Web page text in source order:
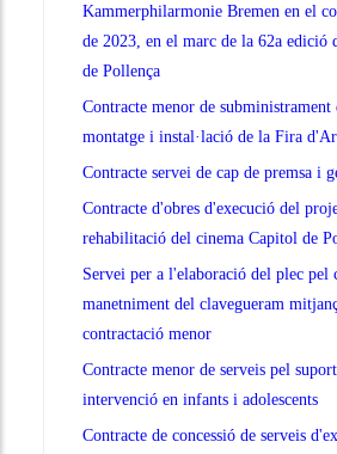
Kammerphilarmonie Bremen en el
de 2023, en el marc de la 62a edició
de Pollença
Contracte menor de
montatge i instal·lació de la Fira
Contracte servei de cap de premsa i
Contracte d'obres d'execució del
rehabilitació del cinema Capitol de
Servei per a l'elaboració del plec pel
manetniment del clavegueram
contractació menor
Contracte menor de serveis pel
intervenció en infants i adolescents
Contracte de concessió de serveis